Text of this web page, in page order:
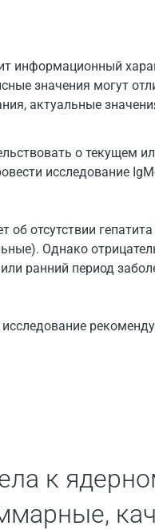
информационный
значения могут
актуальные
о текущем
исследование
об отсутствии
Однако
ранний период
к